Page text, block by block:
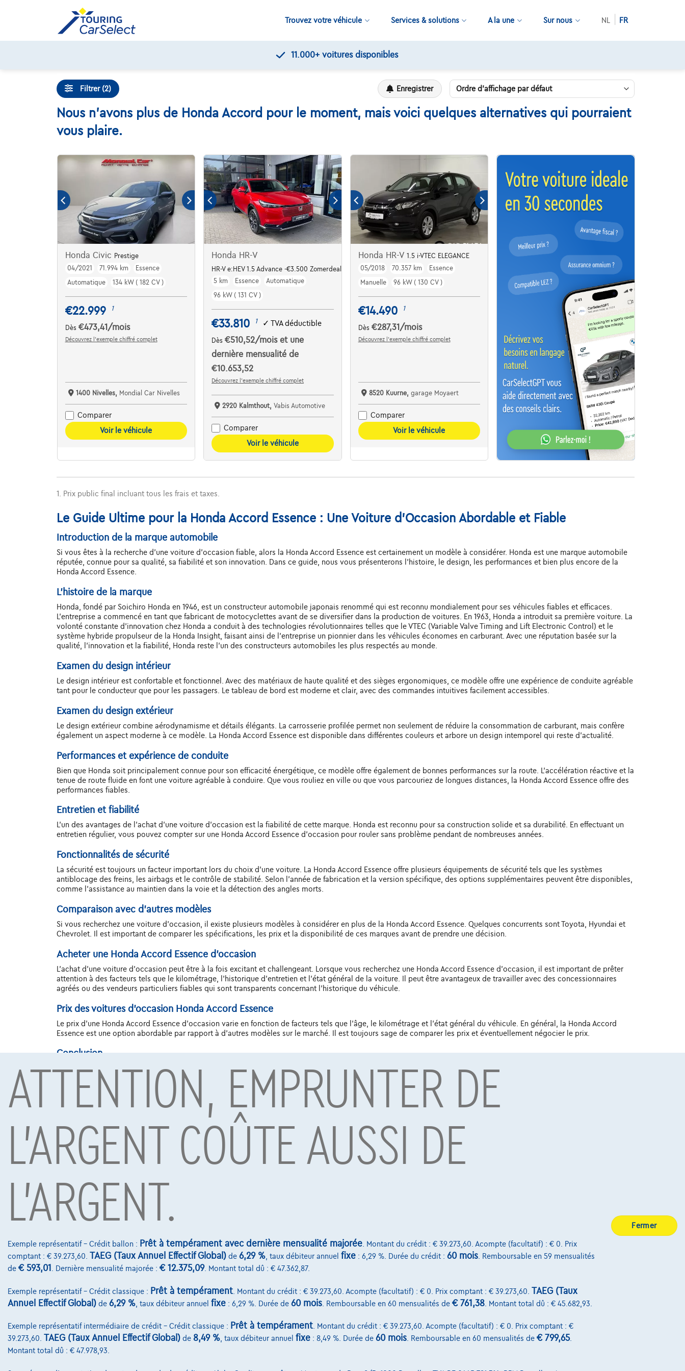
Trouvez votre véhicule Services & solutions A la une Sur nous NL FR
11.000+ voitures disponibles
Filtrer (2) Enregistrer
Nous n'avons plus de Honda Accord pour le moment, mais voici quelques alternatives qui pourraient
vous plaire.
Honda Civic Prestige
04/2021
71.994 km
Essence
Automatique
134 kW ( 182 CV )
€22.999 1
Dès €473,41 /mois
Découvrez l’exemple chiffré complet
1400 Nivelles, Mondial Car Nivelles
Comparer
Voir le véhicule
Honda HR-V
HR-V e:HEV 1.5 Advance -€3.500 Zomerdeals!!
5 km
Essence
Automatique
96 kW ( 131 CV )
€33.810 1 ✓TVA déductible
Dès€510,52/moiset une
dernière mensualité de
€10.653,52
Découvrez l’exemple chiffré complet
2920 Kalmthout,Vabis Automotive
Comparer
Voir le véhicule
Honda HR-V 1.5 i-VTEC ELEGANCE
05/2018
70.357 km
Essence
Manuelle
96 kW ( 130 CV )
€14.490 1
Dès €287,31 /mois
Découvrez l’exemple chiffré complet
8520 Kuurne, garage Moyaert
Comparer
Voir le véhicule
1. Prix public final incluant tous les frais et taxes.
Le Guide Ultime pour la Honda Accord Essence : Une Voiture d'Occasion Abordable et Fiable
Introduction de la marque automobile
Si vous êtes à la recherche d'une voiture d'occasion fiable, alors la Honda Accord Essence est certainement un modèle à considérer. Honda est une marque automobile
réputée, connue pour sa qualité, sa fiabilité et son innovation. Dans ce guide, nous vous présenterons l'histoire, le design, les performances et bien plus encore de la
Honda Accord Essence.
L'histoire de la marque
Honda, fondé par Soichiro Honda en 1946, est un constructeur automobile japonais renommé qui est reconnu mondialement pour ses véhicules fiables et efficaces.
L'entreprise a commencé en tant que fabricant de motocyclettes avant de se diversifier dans la production de voitures. En 1963, Honda a introduit sa première voiture. La
volonté constante d'innovation chez Honda a conduit à des technologies révolutionnaires telles que le VTEC (Variable Valve Timing and Lift Electronic Control) et le
système hybride propulseur de la Honda Insight, faisant ainsi de l'entreprise un pionnier dans les véhicules économes en carburant. Avec une réputation basée sur la
qualité, l'innovation et la fiabilité, Honda reste l'un des constructeurs automobiles les plus respectés au monde.
Examen du design intérieur
Le design intérieur est confortable et fonctionnel. Avec des matériaux de haute qualité et des sièges ergonomiques, ce modèle offre une expérience de conduite agréable
tant pour le conducteur que pour les passagers. Le tableau de bord est moderne et clair, avec des commandes intuitives facilement accessibles.
Examen du design extérieur
Le design extérieur combine aérodynamisme et détails élégants. La carrosserie profilée permet non seulement de réduire la consommation de carburant, mais confère
également un aspect moderne à ce modèle. La Honda Accord Essence est disponible dans différentes couleurs et arbore un design intemporel qui reste d'actualité.
Performances et expérience de conduite
Bien que Honda soit principalement connue pour son efficacité énergétique, ce modèle offre également de bonnes performances sur la route. L'accélération réactive et la
tenue de route fluide en font une voiture agréable à conduire. Que vous rouliez en ville ou que vous parcouriez de longues distances, la Honda Accord Essence offre des
performances fiables.
Entretien et fiabilité
L'un des avantages de l'achat d'une voiture d'occasion est la fiabilité de cette marque. Honda est reconnu pour sa construction solide et sa durabilité. En effectuant un
entretien régulier, vous pouvez compter sur une Honda Accord Essence d'occasion pour rouler sans problème pendant de nombreuses années.
Fonctionnalités de sécurité
La sécurité est toujours un facteur important lors du choix d'une voiture. La Honda Accord Essence offre plusieurs équipements de sécurité tels que les systèmes
antiblocage des freins, les airbags et le contrôle de stabilité. Selon l'année de fabrication et la version spécifique, des options supplémentaires peuvent être disponibles,
comme l'assistance au maintien dans la voie et la détection des angles morts.
Comparaison avec d'autres modèles
Si vous recherchez une voiture d'occasion, il existe plusieurs modèles à considérer en plus de la Honda Accord Essence. Quelques concurrents sont Toyota, Hyundai et
Chevrolet. Il est important de comparer les spécifications, les prix et la disponibilité de ces marques avant de prendre une décision.
Acheter une Honda Accord Essence d'occasion
L'achat d'une voiture d'occasion peut être à la fois excitant et challengeant. Lorsque vous recherchez une Honda Accord Essence d'occasion, il est important de prêter
attention à des facteurs tels que le kilométrage, l'historique d'entretien et l'état général de la voiture. Il peut être avantageux de travailler avec des concessionnaires
agréés ou des vendeurs particuliers fiables qui sont transparents concernant l'historique du véhicule.
Prix des voitures d'occasion Honda Accord Essence
Le prix d'une Honda Accord Essence d'occasion varie en fonction de facteurs tels que l'âge, le kilométrage et l'état général du véhicule. En général, la Honda Accord
Essence est une option abordable par rapport à d'autres modèles sur le marché. Il est toujours sage de comparer les prix et éventuellement négocier le prix.
Conclusion
La Honda Accord Essence offre une option abordable et fiable pour les acheteurs de voitures d'occasion. Avec son historique en matière d'efficacité énergétique, son
design intérieur confortable et ses performances fiables, ce modèle est un choix avisé. En étant prudent lors de l'achat d'une Honda Accord Essence d'occasion et en
prêtant attention à des facteurs importants tels que l'historique d'entretien et l'état général, vous pourrez profiter de nombreuses années de plaisir de conduite sans
soucis avec cette voiture respectueuse de l'environnement.
Sous réserve d’acceptation de votre demande de crédit par Alpha Credit s.a., prêteur, Montagne du Parc 8/3, 1000 Bruxelles, TVA BE 0445.781.316, RPM Bruxelles. Adverteerder: TCS
Mobility S.A., agent in bijkomstige hoedanigheid, Boulevard Albert II 4, B12, 1000 Brussel, BTW BE 1003.765.106, BE93 0019 6639 0767, RPM Brussel.
ATTENTION, EMPRUNTER DE
L'ARGENT COÛTE AUSSI DE
L'ARGENT.
Exemple représentatif – Crédit ballon : Prêt à tempérament avec dernière mensualité majorée . Montant du crédit : € 39.273,60. Acompte (facultatif) : € 0. Prix
comptant : € 39.273,60. TAEG (Taux Annuel Effectif Global) de 6,29 % , taux débiteur annuel fixe : 6,29 %. Durée du crédit : 60 mois . Remboursable en 59 mensualités
de € 593,01 . Dernière mensualité majorée : € 12.375,09. Montant total dû : € 47.362,87.
Exemple représentatif – Crédit classique : Prêt à tempérament . Montant du crédit : € 39.273,60. Acompte (facultatif) : € 0. Prix comptant : € 39.273,60. TAEG (Taux
Annuel Effectif Global) de 6,29 % , taux débiteur annuel fixe : 6,29 %. Durée de 60 mois . Remboursable en 60 mensualités de € 761,38 . Montant total dû : € 45.682,93.
Exemple représentatif intermédiaire de crédit – Crédit classique : Prêt à tempérament. Montant du crédit : € 39.273,60. Acompte (facultatif) : € 0. Prix comptant : €
39.273,60.
TAEG (Taux Annuel Effectif Global) de 8,49 %, taux débiteur annuel fixe : 8,49 %. Durée de 60 mois. Remboursable en 60 mensualités de € 799,65.
Montant total dû : € 47.978,93.
Fermer
Avenue Roi Albert II 4, B12
1000 Bruxelles
Financement
Leasing
Qui nous sommes
Nos dealers
Nos partenaires
Notre équipe